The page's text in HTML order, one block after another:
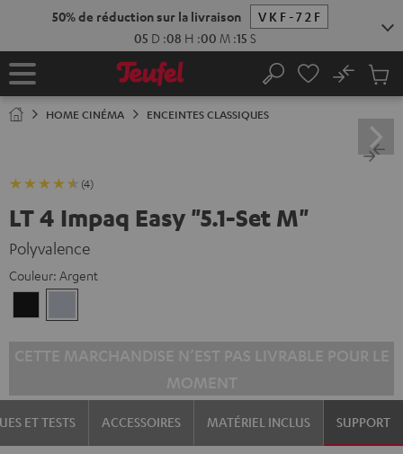
Page
Rechercher
No
panier
HOME CINÉMA ENCEINTES CLASSIQUES
(4)
LT 4 Impaq Easy "5.1-Set M"
Polyvalence
Couleur: Argent
ET TESTS ACCESSOIRES MATÉRIEL INCLUS SUPPORT